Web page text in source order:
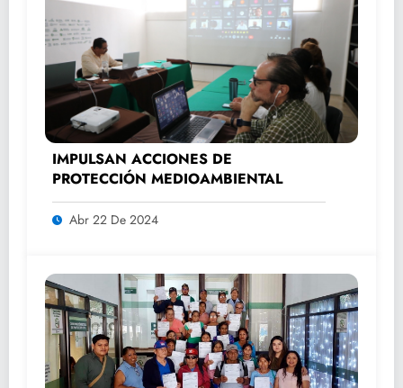
IMPULSAN ACCIONES DE
PROTECCIÓN MEDIOAMBIENTAL
Abr 22 De 2024